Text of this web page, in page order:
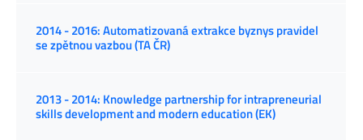
2014 - 2016: Automatizovaná extrakce byznys pravidel
se zpětnou vazbou (TA ČR)
2013 - 2014: Knowledge partnership for intrapreneurial
skills development and modern education (EK)